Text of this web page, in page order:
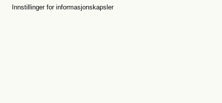
Innstillinger for informasjonskapsler